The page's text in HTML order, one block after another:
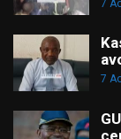
7
7